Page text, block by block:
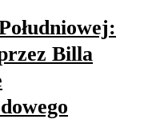
Billa